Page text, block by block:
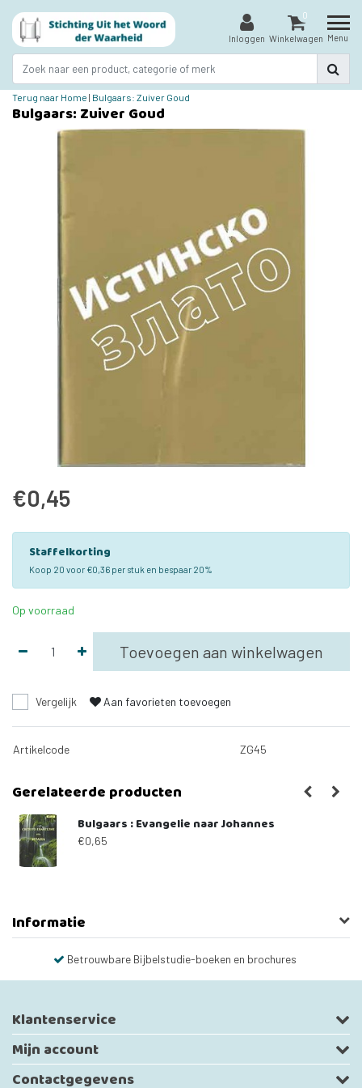
Inloggen
0
Winkelwagen Menu
Terug naar Home | Bulgaars: Zuiver Goud
Bulgaars: Zuiver Goud
€0,45
Staffelkorting
Koop 20 voor €0,36 per stuk en bespaar 20%
Op voorraad
Toevoegen aan winkelwagen
Vergelijk Aan favorieten toevoegen
Artikelcode ZG45
Gerelateerde producten
Bulgaars : Evangelie naar Johannes
€0,65
Informatie
Betrouwbare Bijbelstudie-boeken en brochures
Klantenservice
Mijn account
Contactgegevens